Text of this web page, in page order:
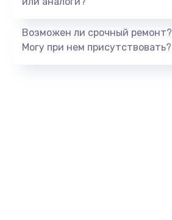
550 руб.
Возможен ли срочный ремонт?
Могу при нем присутствовать?